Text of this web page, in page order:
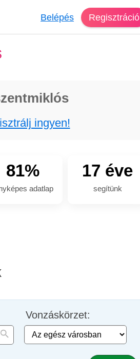
Belépés Regisztráció
ingyen!
81%
adatlap
17 éve
segítünk
Vonzáskörzet: